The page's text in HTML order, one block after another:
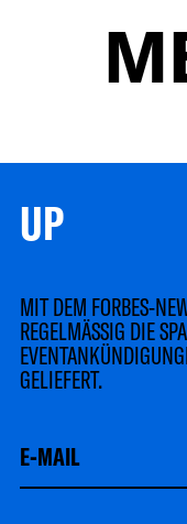
UP
MIT DEM FORBES-
REGELMÄSSIG DIE
GELIEFERT.